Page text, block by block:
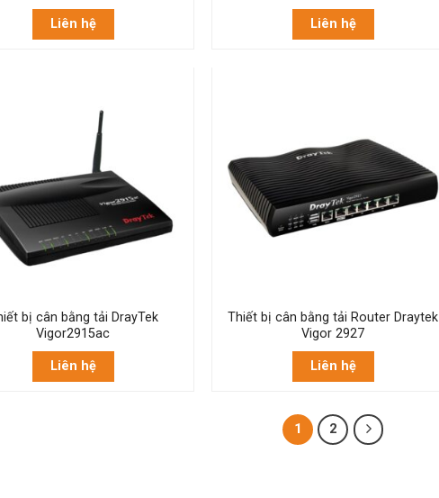
Liên hệ Liên hệ
bị cân bằng tải DrayTek
Vigor2915ac
Liên hệ
Thiết bị cân bằng tải Router Draytek
Vigor 2927
Liên hệ
1 2